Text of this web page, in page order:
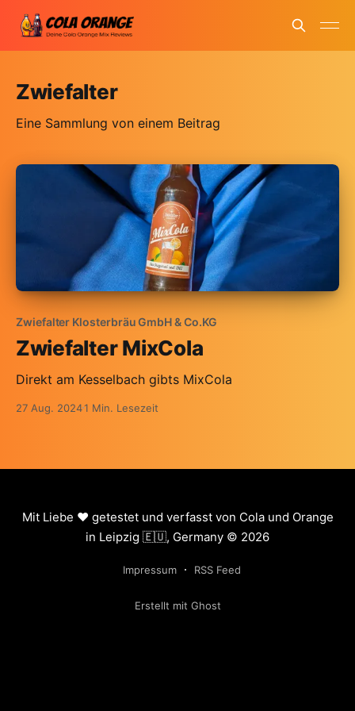
Zwiefalter
Eine Sammlung von einem Beitrag
Zwiefalter Klosterbräu GmbH & Co.KG
Zwiefalter MixCola
Direkt am Kesselbach gibts MixCola
27 Aug. 20241 Min. Lesezeit
Mit Liebe ❤️ getestet und verfasst von Cola und Orange
in Leipzig 🇪🇺, Germany © 2026
Impressum RSS Feed
Erstellt mit Ghost